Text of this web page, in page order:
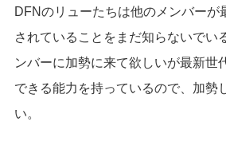
DFNのリューたちは他のメンバーが
されていることをまだ知らないでい
ンバーに加勢に来て欲しいが最新世
できる能力を持っているので、加勢
い。